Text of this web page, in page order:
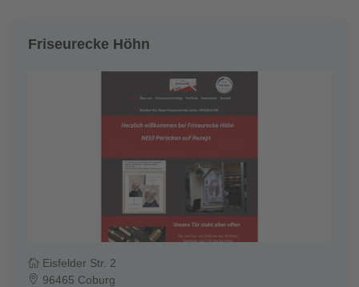
Friseurecke Höhn
Eisfelder Str. 2
96465 Coburg